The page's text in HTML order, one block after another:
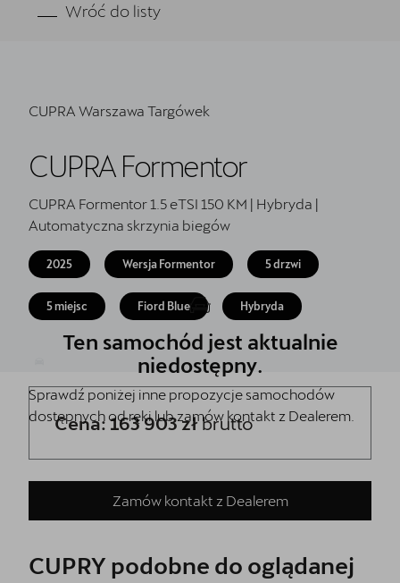
Oryginalne części zamienne
Akcesoria CUPRA
Wróć do listy
CUPRA Warszawa Targówek
CUPRA Formentor
CUPRA Formentor 1.5 eTSI 150 KM | Hybryda |
Automatyczna skrzynia biegów
2025 Wersja Formentor 5 drzwi
5 miejsc Fiord Blue Hybryda
Ten samochód jest aktualnie
niedostępny.
Sprawdź poniżej inne propozycje samochodów
dostępnych od ręki lub zamów kontakt z Dealerem.
Cena: 163 903 złbrutto
Zamów kontakt z Dealerem
CUPRY podobne do oglądanej